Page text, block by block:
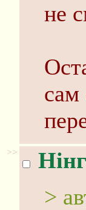
не
сам
>>
>